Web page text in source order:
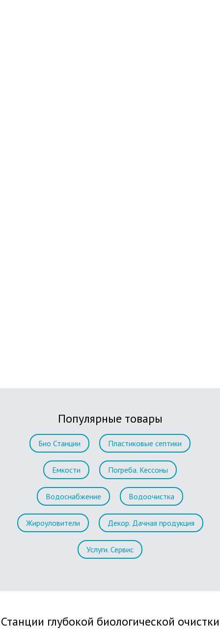
Популярные товары
Био Станции Пластиковые септики
Емкости Погреба. Кессоны
Водоснабжение Водоочистка
Жироуловители Декор. Дачная продукция
Услуги. Сервис
Станции глубокой биологической очистки